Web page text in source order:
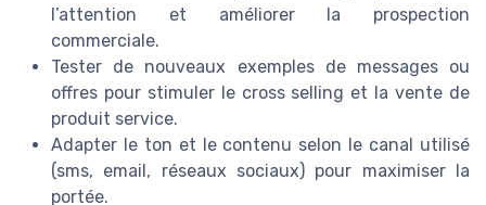
l’attention et améliorer la prospection
commerciale.
Tester de nouveaux exemples de messages ou
offres pour stimuler le cross selling et la vente de
produit service.
Adapter le ton et le contenu selon le canal utilisé
(sms, email, réseaux sociaux) pour maximiser la
portée.